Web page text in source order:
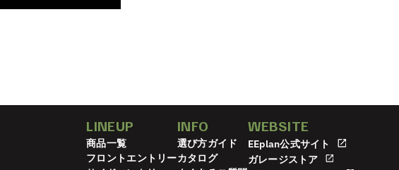
LINEUP
商品一覧
フロントエントリー
INFO
選び方ガイド
カタログ
WEBSITE
EEplan公式サイト
ガレージストア